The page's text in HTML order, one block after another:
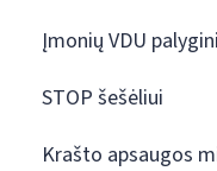
Įmonių VDU
STOP šešėliui
Krašto apsaugos